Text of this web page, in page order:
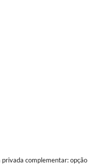
complementar: opção